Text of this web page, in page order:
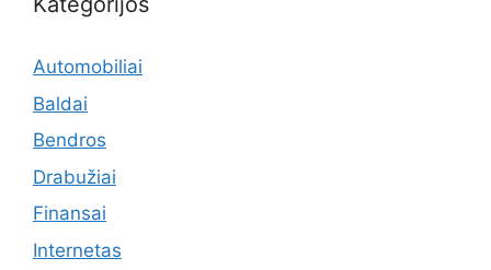
Automobiliai
Baldai
Bendros
Drabužiai
Finansai
Internetas